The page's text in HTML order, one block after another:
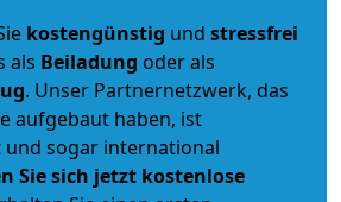
kostengünstig und stressfrei
als Beiladung oder als
. Unser Partnernetzwerk, das
aufgebaut haben, ist
sogar international
Sie sich jetzt kostenlose